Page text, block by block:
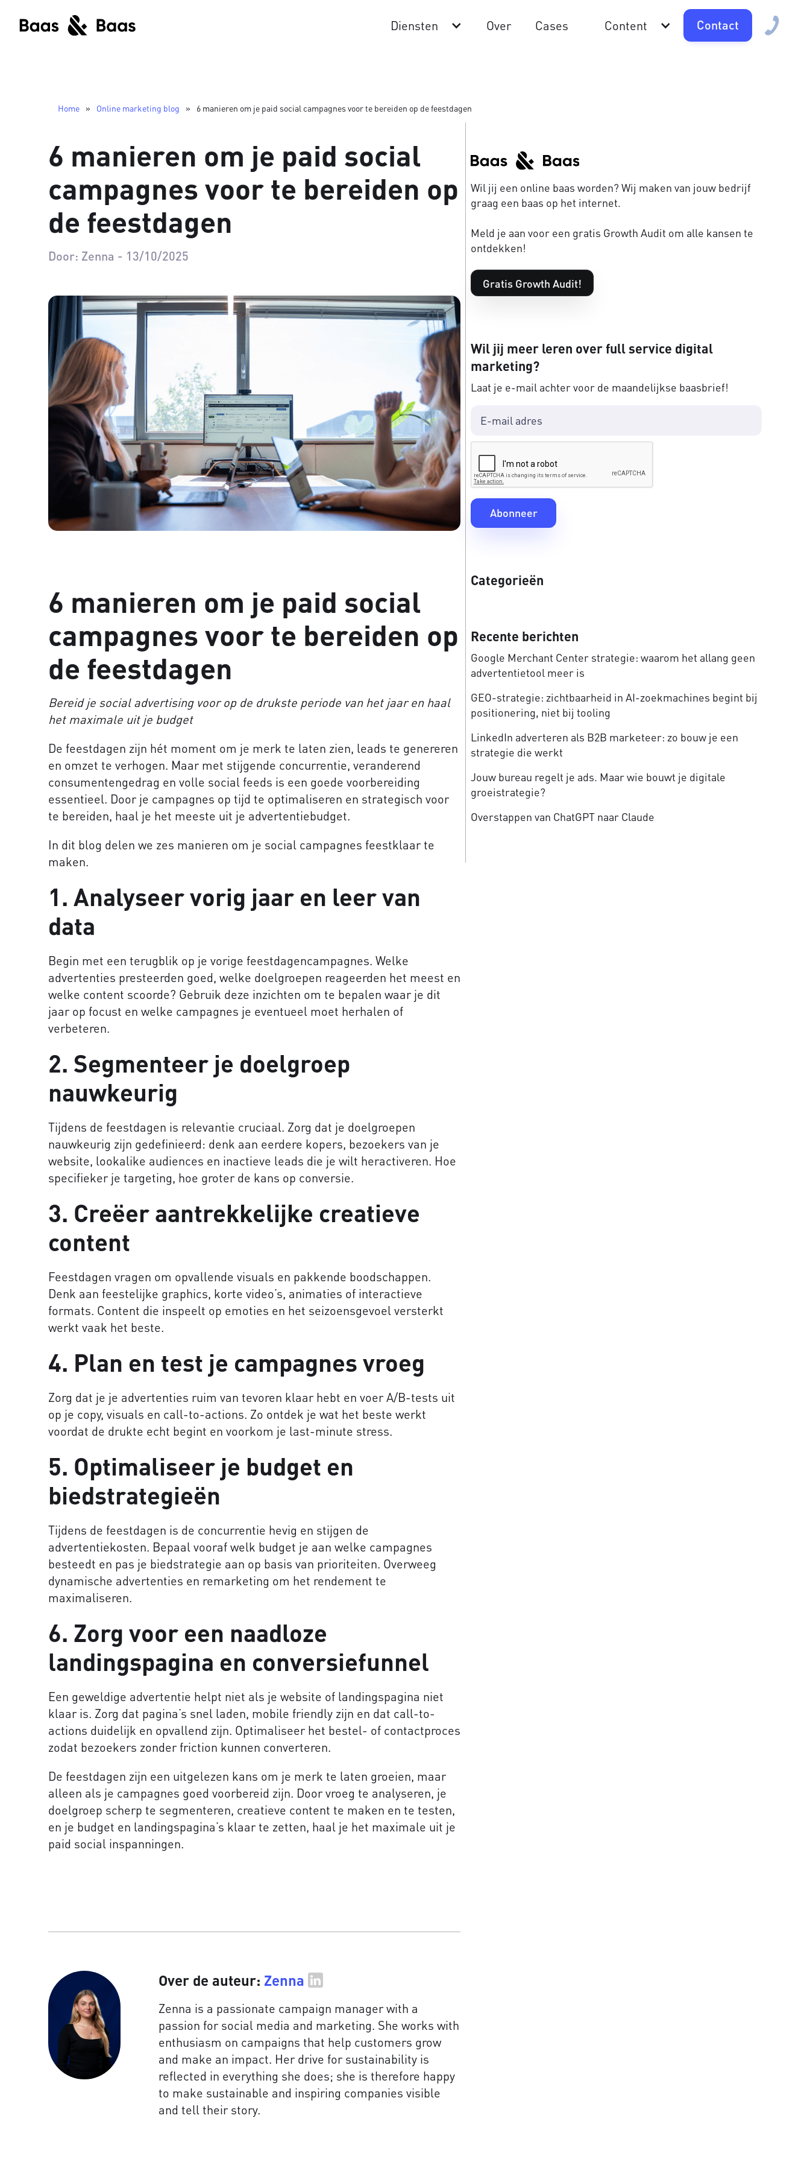
Diensten Over Cases Content Contact
Home » Online marketing blog » 6 manieren om je paid social campagnes voor te bereiden op de feestdagen
6 manieren om je paid social
campagnes voor te bereiden op
de feestdagen
Door: Zenna - 13/10/2025
6 manieren om je paid social
campagnes voor te bereiden op
de feestdagen
Bereid je social advertising voor op de drukste periode van het jaar en haal
het maximale uit je budget
De feestdagen zijn hét moment om je merk te laten zien, leads te genereren
en omzet te verhogen. Maar met stijgende concurrentie, veranderend
consumentengedrag en volle social feeds is een goede voorbereiding
essentieel. Door je campagnes op tijd te optimaliseren en strategisch voor
te bereiden, haal je het meeste uit je advertentiebudget.
In dit blog delen we zes manieren om je social campagnes feestklaar te
maken.
1. Analyseer vorig jaar en leer van
data
Begin met een terugblik op je vorige feestdagencampagnes. Welke
advertenties presteerden goed, welke doelgroepen reageerden het meest en
welke content scoorde? Gebruik deze inzichten om te bepalen waar je dit
jaar op focust en welke campagnes je eventueel moet herhalen of
verbeteren.
2. Segmenteer je doelgroep
nauwkeurig
Tijdens de feestdagen is relevantie cruciaal. Zorg dat je doelgroepen
nauwkeurig zijn gedefinieerd: denk aan eerdere kopers, bezoekers van je
website, lookalike audiences en inactieve leads die je wilt heractiveren. Hoe
specifieker je targeting, hoe groter de kans op conversie.
3. Creëer aantrekkelijke creatieve
content
Feestdagen vragen om opvallende visuals en pakkende boodschappen.
Denk aan feestelijke graphics, korte video’s, animaties of interactieve
formats. Content die inspeelt op emoties en het seizoensgevoel versterkt
werkt vaak het beste.
4. Plan en test je campagnes vroeg
Zorg dat je je advertenties ruim van tevoren klaar hebt en voer A/B-tests uit
op je copy, visuals en call-to-actions. Zo ontdek je wat het beste werkt
voordat de drukte echt begint en voorkom je last-minute stress.
5. Optimaliseer je budget en
biedstrategieën
Tijdens de feestdagen is de concurrentie hevig en stijgen de
advertentiekosten. Bepaal vooraf welk budget je aan welke campagnes
besteedt en pas je biedstrategie aan op basis van prioriteiten. Overweeg
dynamische advertenties en remarketing om het rendement te
maximaliseren.
6. Zorg voor een naadloze
landingspagina en conversiefunnel
Een geweldige advertentie helpt niet als je website of landingspagina niet
klaar is. Zorg dat pagina’s snel laden, mobile friendly zijn en dat call-to-
actions duidelijk en opvallend zijn. Optimaliseer het bestel- of contactproces
zodat bezoekers zonder friction kunnen converteren.
De feestdagen zijn een uitgelezen kans om je merk te laten groeien, maar
alleen als je campagnes goed voorbereid zijn. Door vroeg te analyseren, je
doelgroep scherp te segmenteren, creatieve content te maken en te testen,
en je budget en landingspagina’s klaar te zetten, haal je het maximale uit je
paid social inspanningen.
Over de auteur: Zenna
Zenna is a passionate campaign manager with a
passion for social media and marketing. She works with
enthusiasm on campaigns that help customers grow
and make an impact. Her drive for sustainability is
reflected in everything she does; she is therefore happy
to make sustainable and inspiring companies visible
and tell their story.
Wil jij een online baas worden? Wij maken van jouw bedrijf
graag een baas op het internet.
Meld je aan voor een gratis Growth Audit om alle kansen te
ontdekken!
Gratis Growth Audit!
Wil jij meer leren over full service digital
marketing?
Laat je e-mail achter voor de maandelijkse baasbrief!
Categorieën
Recente berichten
Google Merchant Center strategie: waarom het allang geen
advertentietool meer is
GEO-strategie: zichtbaarheid in AI-zoekmachines begint bij
positionering, niet bij tooling
LinkedIn adverteren als B2B marketeer: zo bouw je een
strategie die werkt
Jouw bureau regelt je ads. Maar wie bouwt je digitale
groeistrategie?
Overstappen van ChatGPT naar Claude